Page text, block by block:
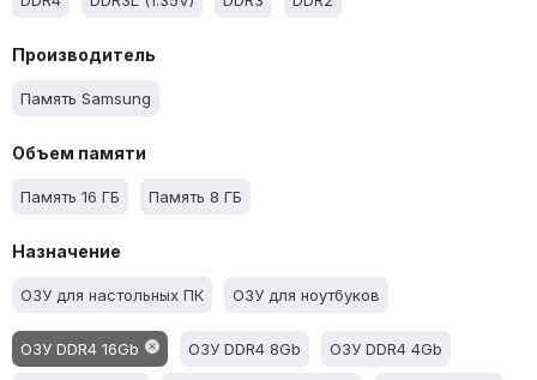
Производитель
Память Samsung
Объем памяти
Память 16 ГБ Память 8 ГБ
Назначение
ОЗУ для настольных ПК ОЗУ для ноутбуков
ОЗУ DDR4 16Gb ОЗУ DDR4 8Gb ОЗУ DDR4 4Gb